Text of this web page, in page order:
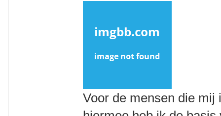
Voor de mensen die mij